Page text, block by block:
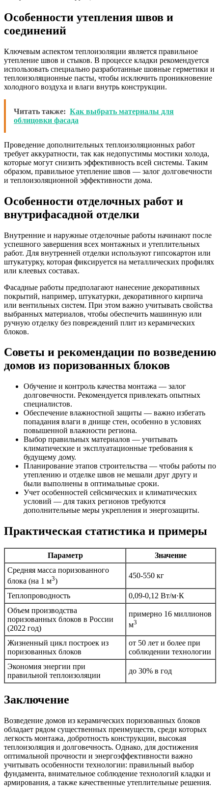
Особенности утепления швов и
соединений
Ключевым аспектом теплоизоляции является правильное
утепление швов и стыков. В процессе кладки рекомендуется
использовать специально разработанные шовные герметики и
теплоизоляционные пасты, чтобы исключить проникновение
холодного воздуха и влаги внутрь конструкции.
Читать также: Как выбрать материалы для
облицовки фасада
Проведение дополнительных теплоизоляционных работ
требует аккуратности, так как недопустимы мостики холода,
которые могут снизить эффективность всей системы. Таким
образом, правильное утепление швов — залог долговечности
и теплоизоляционной эффективности дома.
Особенности отделочных работ и
внутрифасадной отделки
Внутренние и наружные отделочные работы начинают после
успешного завершения всех монтажных и утеплительных
работ. Для внутренней отделки используют гипсокартон или
штукатурку, которая фиксируется на металлических профилях
или клеевых составах.
Фасадные работы предполагают нанесение декоративных
покрытий, например, штукатурки, декоративного кирпича
или вентильных систем. При этом важно учитывать свойства
выбранных материалов, чтобы обеспечить машинную или
ручную отделку без повреждений плит из керамических
блоков.
Советы и рекомендации по возведению
домов из поризованных блоков
Обучение и контроль качества монтажа — залог
долговечности. Рекомендуется привлекать опытных
специалистов.
Обеспечение влажностной защиты — важно избегать
попадания влаги в днище стен, особенно в условиях
повышенной влажности региона.
Выбор правильных материалов — учитывать
климатические и эксплуатационные требования к
будущему дому.
Планирование этапов строительства — чтобы работы по
утеплению и отделке швов не мешали друг другу и
были выполнены в оптимальные сроки.
Учет особенностей сейсмических и климатических
условий — для таких регионов требуются
дополнительные меры укрепления и энергозащиты.
Практическая статистика и примеры
Параметр
Значение
Средняя масса поризованного
блока (на 1 м3)
450-550 кг
Теплопроводность
0,09-0,12 Вт/м·К
Объем производства
поризованных блоков в России
(2022 год)
примерно 16 миллионов
м3
Жизненный цикл построек из
поризованных блоков
от 50 лет и более при
соблюдении технологии
Экономия энергии при
правильной теплоизоляции
до 30% в год
Заключение
Возведение домов из керамических поризованных блоков
обладает рядом существенных преимуществ, среди которых
легкость монтажа, добротность конструкции, высокая
теплоизоляция и долговечность. Однако, для достижения
оптимальной прочности и энергоэффективности важно
учитывать особенности технологии: правильный выбор
фундамента, внимательное соблюдение технологий кладки и
армирования, а также качественные утеплительные решения.